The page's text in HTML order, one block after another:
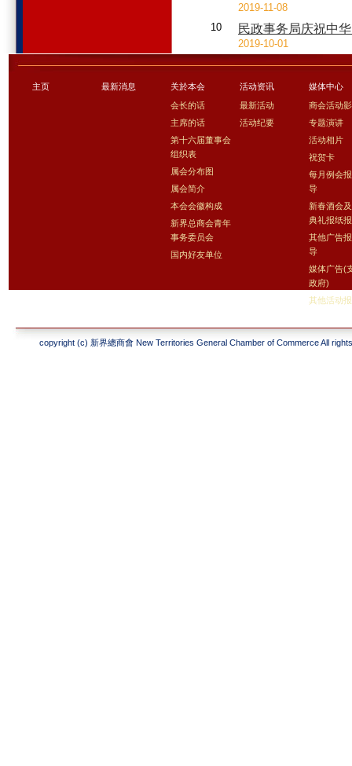
2019-11-08
10
民政事务局庆祝中
2019-10-01
主页 最新消息
关於本会
会长的话
主席的话
第十六届董事会
组织表
属会分布图
属会简介
本会会徽构成
新界总商会青年
事务委员会
国内好友单位
活动资讯
最新活动
活动纪要
媒体中心
商会活动
专题演讲
活动相片
祝贺卡
每月例会
导
新春酒会
典礼报纸
其他广告
导
媒体广告(
政府)
其他活动
copyright (c) 新界總商會 New Territories General Chamber of Commerce All